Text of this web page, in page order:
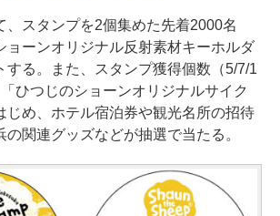
スタンプを2個集めた先着2000名
ョーンオリジナル反射素材キーホルダ
する。また、スタンプ獲得個数（5/7/1
ひつじのショーンオリジナルサイク
じめ、ホテル宿泊券や観光名所の招待
の関連グッズなどが抽選で当たる。